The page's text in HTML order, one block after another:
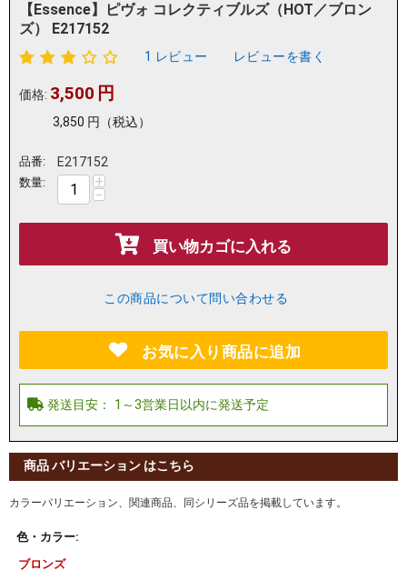
【Essence】ピヴォ コレクティブルズ（HOT／ブロン
ズ） E217152
1 レビュー レビューを書く
価格: 3,500 円
3,850 円 （税込）
品番: E217152
数量: +
−
買い物カゴに入れる
この商品について問い合わせる
お気に入り商品に追加
商品 バリエーション はこちら
カラーバリエーション、関連商品、同シリーズ品を掲載しています。
色・カラー:
ブロンズ